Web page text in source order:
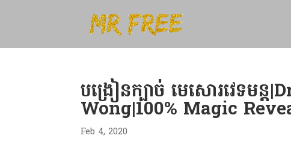
បង្រៀនក្បាច់ មេសោរវេទមន្
Wong|100% Magic
Feb 4, 2020